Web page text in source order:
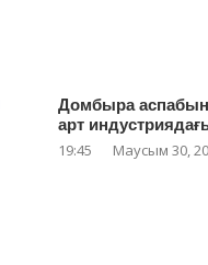
Домбыра
арт
19:45 Маусым 30,